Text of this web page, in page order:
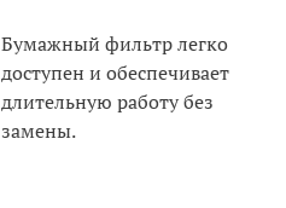
Бумажный фильтр легко
доступен и обеспечивает
длительную работу без
замены.